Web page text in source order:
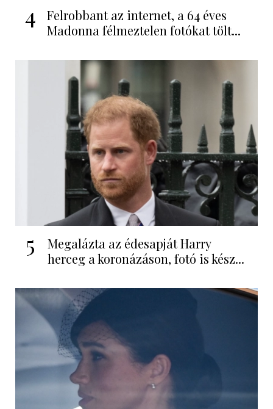
4
Felrobbant az internet, a 64 éves
Madonna félmeztelen fotókat tölt...
5
Megalázta az édesapját Harry
herceg a koronázáson, fotó is kész...